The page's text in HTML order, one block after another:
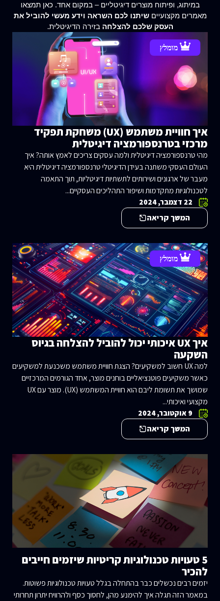
במיתוג, ופיתוח מוצרים דיגיטליים – במקום אחד. כאן תמצאו
מאמרים מקצועייםשיתנו לכם השראה וידע מעשי להוביל את
העסק שלכם להצלחה בזירה הדיגיטלית.
מומלץ
איך חוויית משתמש (UX) משחקת תפקיד
מרכזי בטרנספורמציה דיגיטלית
מהי טרנספורמציה דיגיטלית ולמה עסקים צריכים לאמץ אותה? איך
העולם העסקי משתנה בעידן הדיגיטלי טרנספורמציה דיגיטלית היא
מעבר של ארגונים ושירותים לתשתיות דיגיטליות, תוך התאמה
לטכנולוגיות מתקדמות ושיפור התהליכים העסקיים...
22 דצמבר, 2024
המשך קריאה
מומלץ
איך UX איכותי יכול להוביל להצלחה בגיוס
השקעה
למה UX חשוב למשקיעים? הצגת חוויית משתמש משכנעת למשקיעים
כאשר משקיעים פוטנציאליים בוחנים מוצר, אחד הגורמים המרכזיים
שמושך את תשומת ליבם הוא חוויית המשתמש (UX). מוצר עם UX
מקצועי ואיכותי...
9 אוקטובר, 2024
המשך קריאה
5 טעויות טכנולוגיות קריטיות שיזמים חייבים
להכיר
יזמים רבים נכשלים כבר בהתחלה בגלל טעויות טכנולוגיות פשוטות.
במאמר הזה תגלה איך להימנע מהן, לחסוך כסף ולהרוויח יתרון תחרותי